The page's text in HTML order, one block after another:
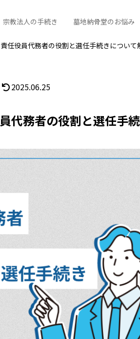
宗教法人の手続き 墓地納骨堂のお悩み
任役員代務者の役割と選任手続きについて
2025.06.25
代務者の役割と選任手